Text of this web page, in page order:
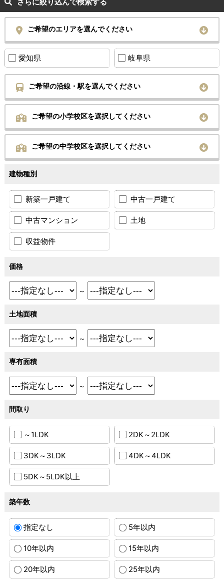
ご希望のエリアを選んでください
愛知県 岐阜県
ご希望の沿線・駅を選んでください
ご希望の小学校区を選択してください
ご希望の中学校区を選択してください
建物種別
新築一戸建て 中古一戸建て
中古マンション 土地
収益物件
価格
～
土地面積
～
専有面積
～
間取り
～1LDK 2DK～2LDK
3DK～3LDK 4DK～4LDK
5DK～5LDK以上
築年数
指定なし 5年以内
10年以内 15年以内
20年以内 25年以内